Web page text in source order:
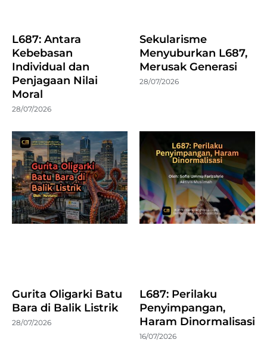
L687: Antara
Kebebasan
Individual dan
Penjagaan Nilai
Moral
28/07/2026
Sekularisme
Menyuburkan L687,
Merusak Generasi
28/07/2026
Gurita Oligarki Batu
Bara di Balik Listrik
28/07/2026
L687: Perilaku
Penyimpangan,
Haram Dinormalisasi
16/07/2026